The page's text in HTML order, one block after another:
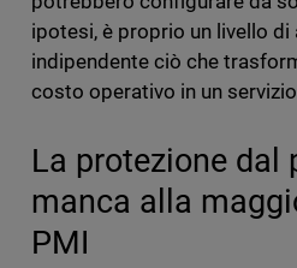
ipotesi, è proprio un livello di
indipendente ciò che
costo operativo in un
La protezione dal
manca alla
PMI